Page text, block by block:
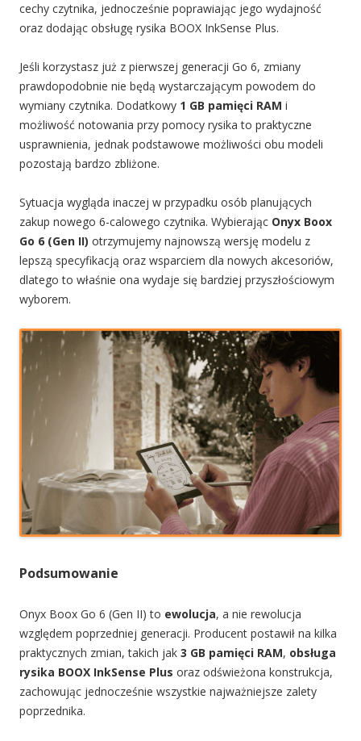
cechy czytnika, jednocześnie poprawiając jego wydajność
oraz dodając obsługę rysika BOOX InkSense Plus.
Jeśli korzystasz już z pierwszej generacji Go 6, zmiany
prawdopodobnie nie będą wystarczającym powodem do
wymiany czytnika. Dodatkowy 1 GB pamięci RAM i
możliwość notowania przy pomocy rysika to praktyczne
usprawnienia, jednak podstawowe możliwości obu modeli
pozostają bardzo zbliżone.
Sytuacja wygląda inaczej w przypadku osób planujących
zakup nowego 6-calowego czytnika. Wybierając Onyx Boox
Go 6 (Gen II) otrzymujemy najnowszą wersję modelu z
lepszą specyfikacją oraz wsparciem dla nowych akcesoriów,
dlatego to właśnie ona wydaje się bardziej przyszłościowym
wyborem.
Podsumowanie
Onyx Boox Go 6 (Gen II) to ewolucja, a nie rewolucja
względem poprzedniej generacji. Producent postawił na kilka
praktycznych zmian, takich jak 3 GB pamięci RAM, obsługa
rysika BOOX InkSense Plus oraz odświeżona konstrukcja,
zachowując jednocześnie wszystkie najważniejsze zalety
poprzednika.